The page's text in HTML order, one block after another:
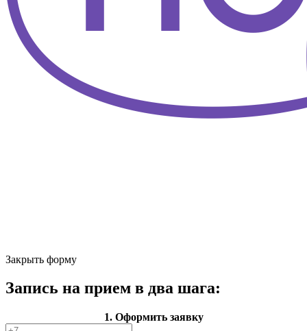
Закрыть форму
Запись на прием в два шага:
1. Оформить заявку